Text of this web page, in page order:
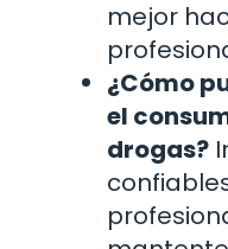
mejor
¿Cómo
el
drogas?